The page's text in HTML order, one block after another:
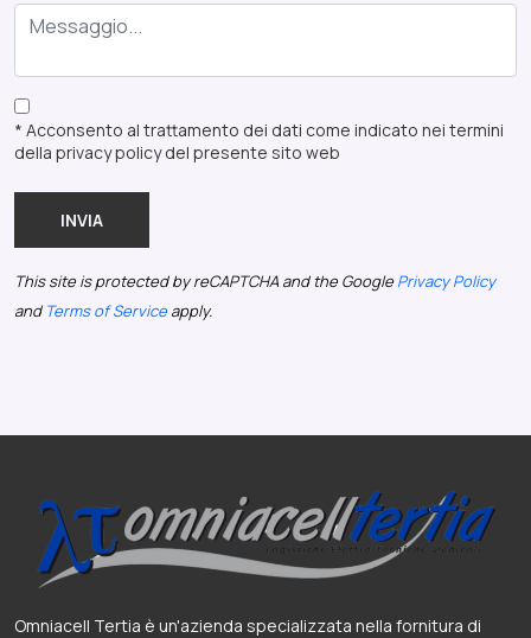
* Acconsento al trattamento dei dati come indicato nei termini
della privacy policy del presente sito web
INVIA
This site is protected by reCAPTCHA and the Google Privacy Policy
and Terms of Service apply.
Omniacell Tertia è un'azienda specializzata nella fornitura di